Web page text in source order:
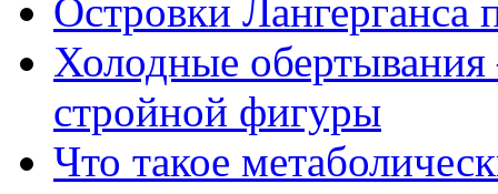
Островки
Холодные обертывания
стройной фигуры
Что такое